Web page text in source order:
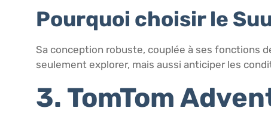
Pourquoi choisir le
Sa conception robuste, couplée à ses fonctions
seulement explorer, mais aussi anticiper les
3. TomTom